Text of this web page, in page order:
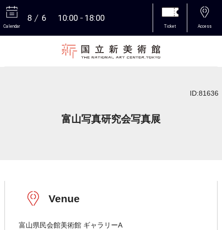
Calendar
8 6 10:00 18:00
Ticket Access
ID:81636
富山写真研究会写真展
Venue
富山県民会館美術館 ギャラリーA